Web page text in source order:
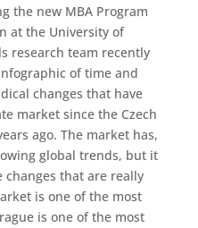
the new MBA Program
at the University of
research team recently
of time and
changes that have
market since the Czech
ago. The market has,
global trends, but it
changes that are really
is one of the most
is one of the most